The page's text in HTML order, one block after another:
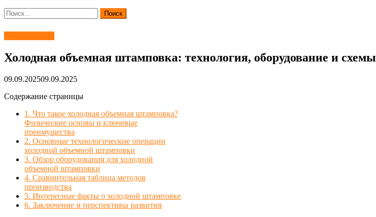
Найти:
Холодная объемная штамповка: технология, оборудование и схемы
09.09.202509.09.2025
Содержание страницы
1. Что такое холодная объемная штамповка?
Физические основы и ключевые
преимущества
2. Основные технологические операции
холодной объемной штамповки
3. Обзор оборудования для холодной
объемной штамповки
4. Сравнительная таблица методов
производства
5. Интересные факты о холодной штамповке
6. Заключение и перспективы развития